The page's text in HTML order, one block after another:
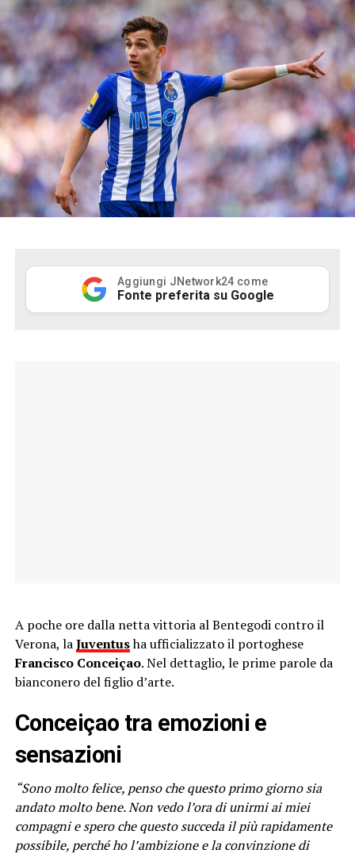
Aggiungi JNetwork24 come
Fonte preferita su Google
A poche ore dalla netta vittoria al Bentegodi contro il
Verona, laJuventusha ufficializzato il portoghese
Francisco Conceiçao. Nel dettaglio, le prime parole da
bianconero del figlio d’arte.
Conceiçao tra emozioni e
sensazioni
“Sono molto felice, penso che questo primo giorno sia
andato molto bene. Non vedo l’ora di unirmi ai miei
compagni e spero che questo succeda il più rapidamente
possibile, perché ho l’ambizione e la convinzione di